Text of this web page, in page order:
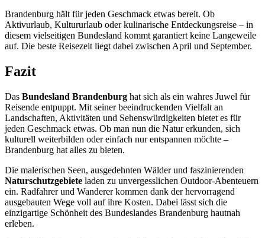
Brandenburg hält für jeden Geschmack etwas bereit. Ob
Aktivurlaub, Kultururlaub oder kulinarische Entdeckungsreise – in
diesem vielseitigen Bundesland kommt garantiert keine Langeweile
auf. Die beste Reisezeit liegt dabei zwischen April und September.
Fazit
Das Bundesland Brandenburg hat sich als ein wahres Juwel für
Reisende entpuppt. Mit seiner beeindruckenden Vielfalt an
Landschaften, Aktivitäten und Sehenswürdigkeiten bietet es für
jeden Geschmack etwas. Ob man nun die Natur erkunden, sich
kulturell weiterbilden oder einfach nur entspannen möchte –
Brandenburg hat alles zu bieten.
Die malerischen Seen, ausgedehnten Wälder und faszinierenden
Naturschutzgebiete laden zu unvergesslichen Outdoor-Abenteuern
ein. Radfahrer und Wanderer kommen dank der hervorragend
ausgebauten Wege voll auf ihre Kosten. Dabei lässt sich die
einzigartige Schönheit des Bundeslandes Brandenburg hautnah
erleben.